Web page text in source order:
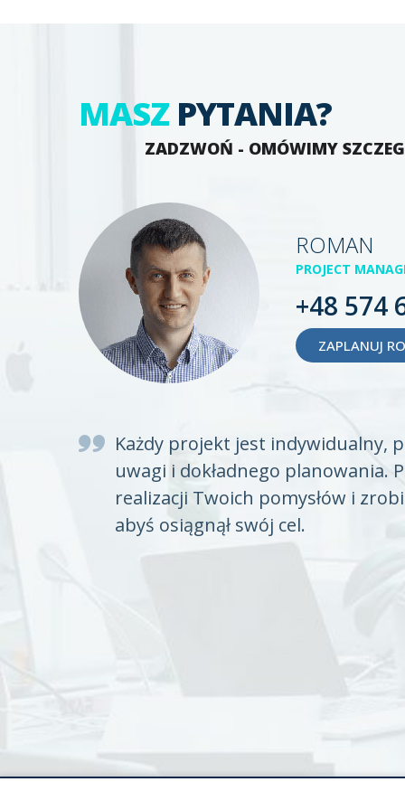
MASZ PYTANIA?
ZADZWOŃ - OMÓWIMY
ROMAN
PROJECT
+48 574
ZAPLANUJ
Każdy projekt jest indywidualny,
uwagi i dokładnego planowania.
realizacji Twoich pomysłów i
abyś osiągnął swój cel.